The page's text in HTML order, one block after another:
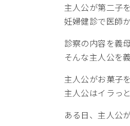
主人公が第二子
妊婦健診で医師
診察の内容を義
そんな主人公を
主人公がお菓子
主人公はイラっ
ある日、主人公